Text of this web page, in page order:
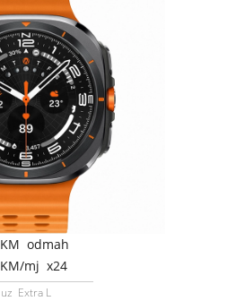
KM odmah
KM/mj x24
uz Extra L